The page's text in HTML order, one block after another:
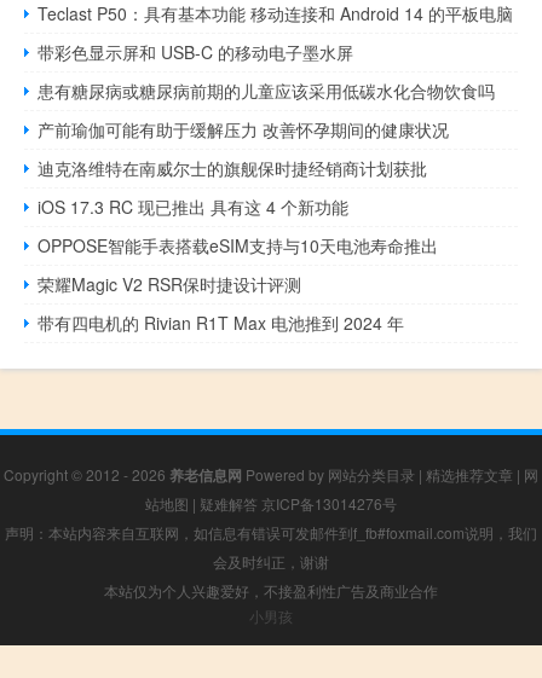
Teclast P50：具有基本功能 移动连接和 Android 14 的平板电脑
带彩色显示屏和 USB-C 的移动电子墨水屏
患有糖尿病或糖尿病前期的儿童应该采用低碳水化合物饮食吗
产前瑜伽可能有助于缓解压力 改善怀孕期间的健康状况
迪克洛维特在南威尔士的旗舰保时捷经销商计划获批
iOS 17.3 RC 现已推出 具有这 4 个新功能
OPPOSE智能手表搭载eSIM支持与10天电池寿命推出
荣耀Magic V2 RSR保时捷设计评测
带有四电机的 Rivian R1T Max 电池推到 2024 年
Copyright © 2012 - 2026 养老信息网 Powered by 网站分类目录 | 精选推荐文章 | 网
站地图 | 疑难解答 京ICP备13014276号
声明：本站内容来自互联网，如信息有错误可发邮件到f_fb#foxmail.com说明，我们
会及时纠正，谢谢
本站仅为个人兴趣爱好，不接盈利性广告及商业合作
小男孩